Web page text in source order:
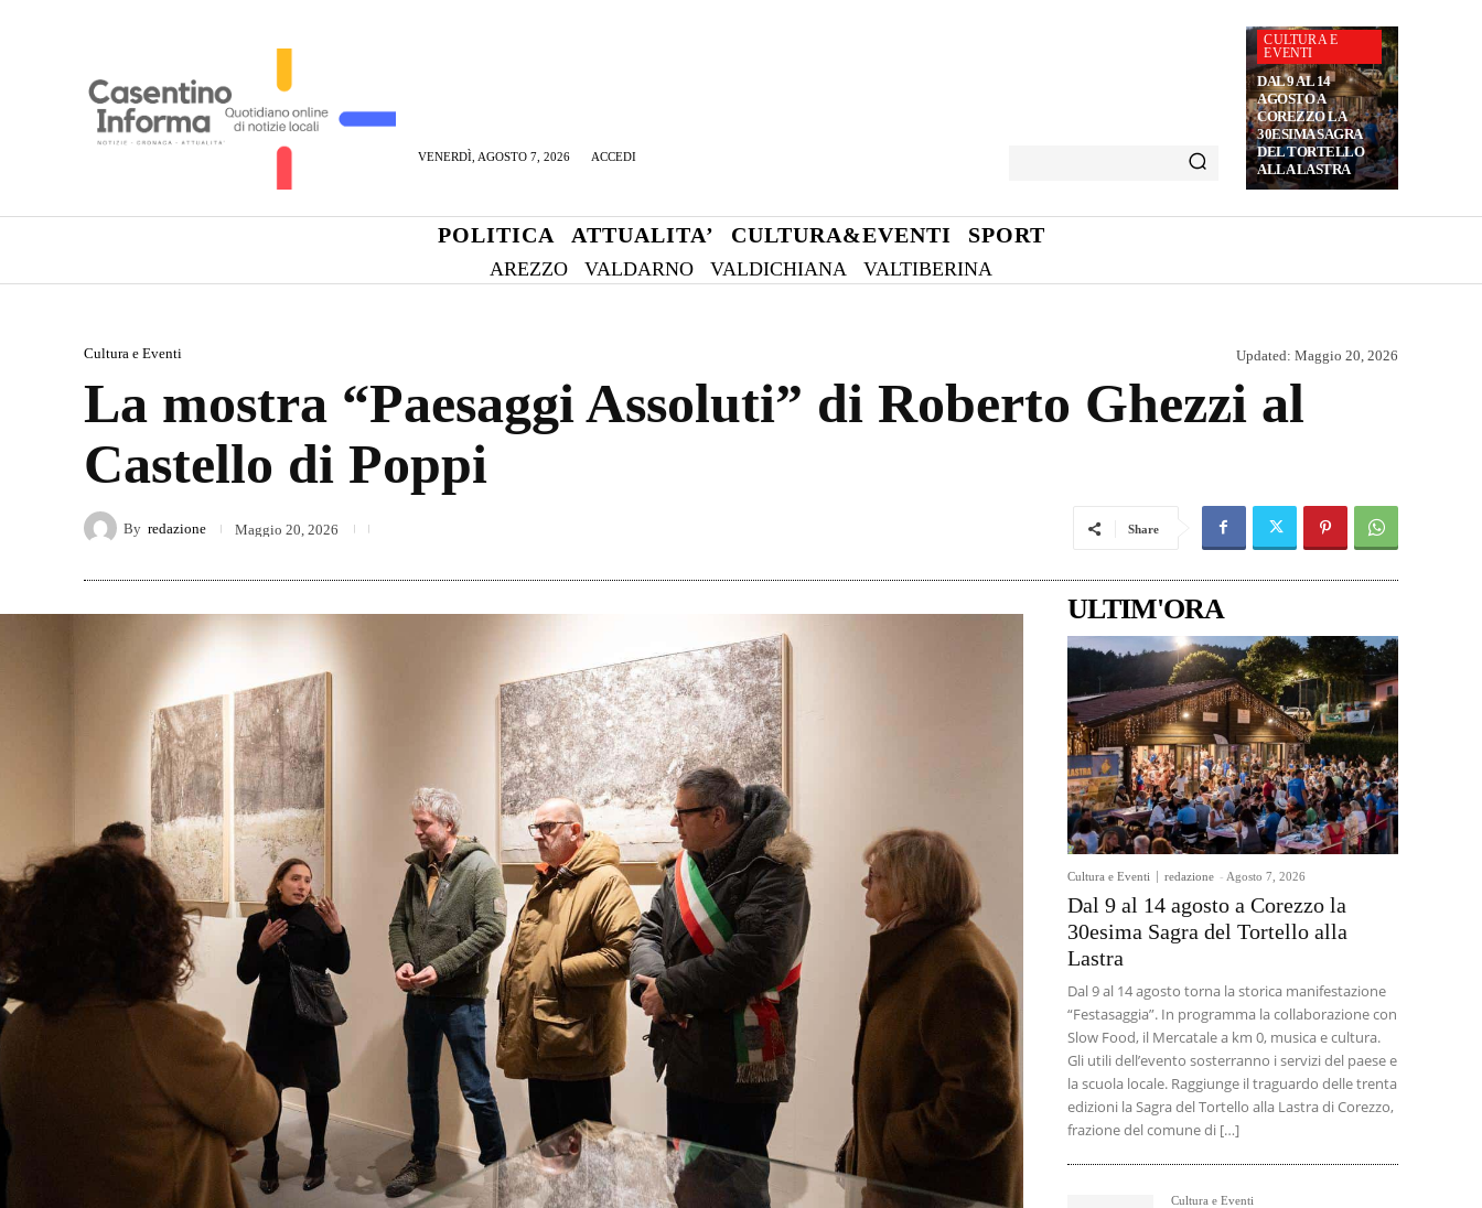
VENERDÌ, AGOSTO 7, 2026 ACCEDI
CULTURA E
EVENTI
DAL 9 AL 14
AGOSTO A
COREZZO LA
30ESIMA SAGRA
DEL TORTELLO
ALLA LASTRA
POLITICA ATTUALITA’ CULTURA&EVENTI SPORT
AREZZO VALDARNO VALDICHIANA VALTIBERINA
Cultura e Eventi Updated: Maggio 20, 2026
La mostra “Paesaggi Assoluti” di Roberto Ghezzi al
Castello di Poppi
By redazione Maggio 20, 2026 Share
ULTIM'ORA
Cultura e Eventi redazione - Agosto 7, 2026
Dal 9 al 14 agosto a Corezzo la
30esima Sagra del Tortello alla
Lastra
Dal 9 al 14 agosto torna la storica manifestazione
“Festasaggia”. In programma la collaborazione con
Slow Food, il Mercatale a km 0, musica e cultura.
Gli utili dell’evento sosterranno i servizi del paese e
la scuola locale. Raggiunge il traguardo delle trenta
edizioni la Sagra del Tortello alla Lastra di Corezzo,
frazione del comune di […]
Cultura e Eventi